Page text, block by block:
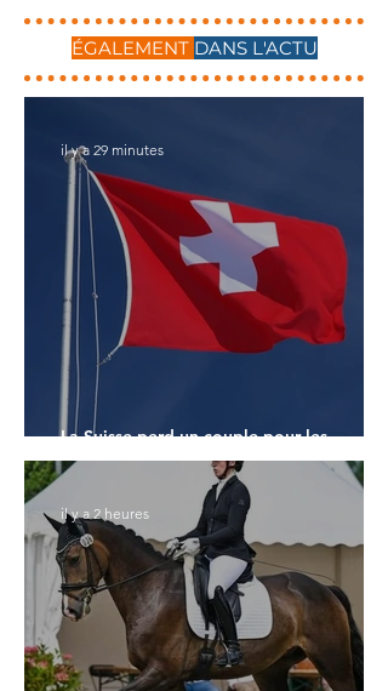
ÉGALEMENT DANS L'ACTU
La Suisse perd un couple pour les
Championnats du Monde
il y a 29 minutes
il y a 2 heures